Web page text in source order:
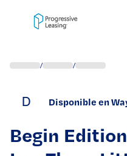
/ /
D Disponible en
Begin